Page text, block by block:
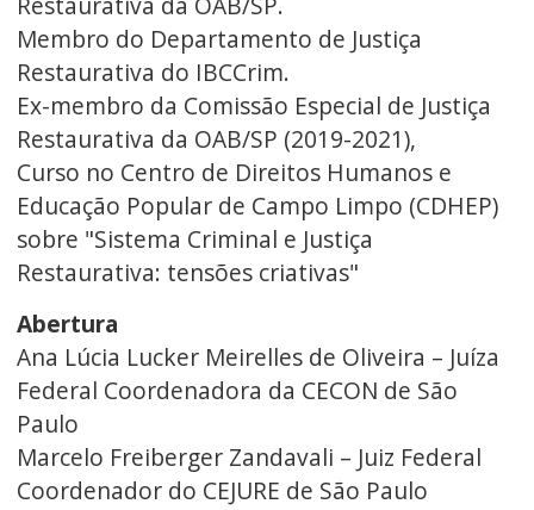
Membro do Departamento de Justiça
Restaurativa do IBCCrim.
Ex-membro da Comissão Especial de Justiça
Restaurativa da OAB/SP (2019-2021),
Curso no Centro de Direitos Humanos e
Educação Popular de Campo Limpo (CDHEP)
sobre "Sistema Criminal e Justiça
Restaurativa: tensões criativas"
Abertura
Ana Lúcia Lucker Meirelles de Oliveira – Juíza
Federal Coordenadora da CECON de São
Paulo
Marcelo Freiberger Zandavali – Juiz Federal
Coordenador do CEJURE de São Paulo